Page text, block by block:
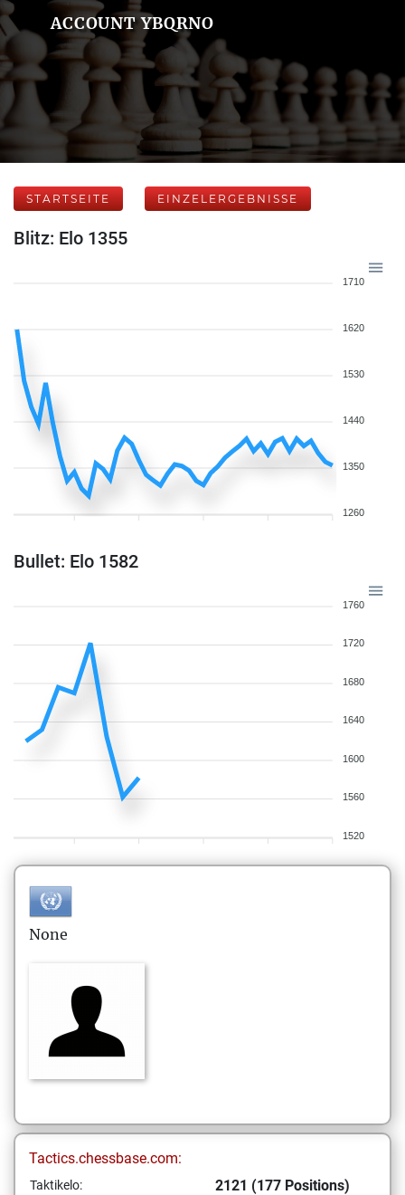
ACCOUNT YBQRNO
STARTSEITE EINZELERGEBNISSE
Blitz: Elo 1355
1710
1620
1530
1440
1350
1260
Bullet: Elo 1582
1760
1720
1680
1640
1600
1560
1520
None
Tactics.chessbase.com:
Taktikelo: 2121 (177 Positions)